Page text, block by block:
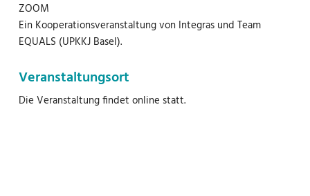
ZOOM
Ein Kooperationsveranstaltung von Integras und Team
EQUALS (UPKKJ Basel).
Veranstaltungsort
Die Veranstaltung findet online statt.